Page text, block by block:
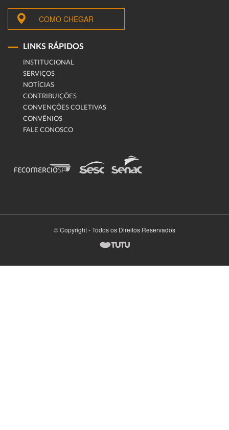
COMO CHEGAR
LINKS RÁPIDOS
INSTITUCIONAL
SERVIÇOS
NOTÍCIAS
CONTRIBUIÇÕES
CONVENÇÕES COLETIVAS
CONVÊNIOS
FALE CONOSCO
© Copyright - Todos os Direitos Reservados